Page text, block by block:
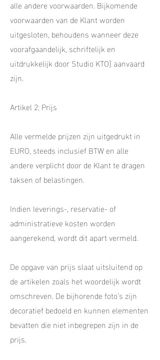
alle andere voorwaarden. Bijkomende
voorwaarden van de Klant worden
uitgesloten, behoudens wanneer deze
voorafgaandelijk, schriftelijk en
uitdrukkelijk door Studio KTO] aanvaard
zijn.
Artikel 2: Prijs
Alle vermelde prijzen zijn uitgedrukt in
EURO, steeds inclusief BTW en alle
andere verplicht door de Klant te dragen
taksen of belastingen.
Indien leverings-, reservatie- of
administratieve kosten worden
aangerekend, wordt dit apart vermeld.
De opgave van prijs slaat uitsluitend op
de artikelen zoals het woordelijk wordt
omschreven. De bijhorende foto’s zijn
decoratief bedoeld en kunnen elementen
bevatten die niet inbegrepen zijn in de
prijs.